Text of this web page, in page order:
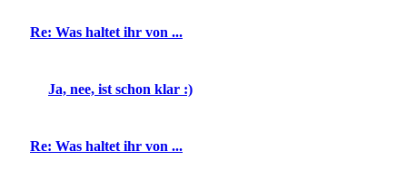
Re: Was haltet ihr von ...
Ja, nee, ist schon klar :)
Re: Was haltet ihr von ...